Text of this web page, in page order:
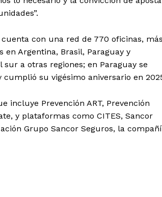
con una red de 770 oficinas, más
en Argentina, Brasil, Paraguay y
a otras regiones; en Paraguay se
su vigésimo aniversario en
incluye Prevención ART, Prevención
y plataformas como CITES, Sancor
Grupo Sancor Seguros, la